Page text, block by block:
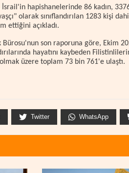
hapishanelerinde 86 kadın,
olarak sınıflandırılan 1283 kişi
ettiğini açıkladı.
son raporuna göre, Ekim
hayatını kaybeden
üzere toplam 73 bin 761'e ulaştı.
Twitter WhatsApp